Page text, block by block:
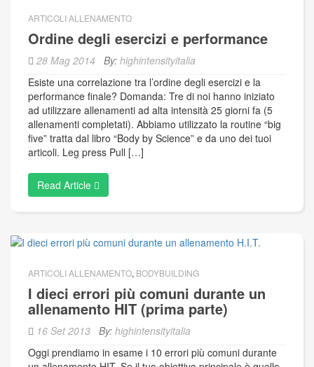
ARTICOLI ALLENAMENTO
Ordine degli esercizi e performance
28 Mag 2014 By: highintensityitalia
Esiste una correlazione tra l’ordine degli esercizi e la
performance finale? Domanda: Tre di noi hanno iniziato
ad utilizzare allenamenti ad alta intensità 25 giorni fa (5
allenamenti completati). Abbiamo utilizzato la routine “big
five” tratta dal libro “Body by Science” e da uno dei tuoi
articoli. Leg press Pull […]
Read Article
ARTICOLI ALLENAMENTO, BODYBUILDING
I dieci errori più comuni durante un
allenamento HIT (prima parte)
16 Set 2013 By: highintensityitalia
Oggi prendiamo in esame i 10 errori più comuni durante